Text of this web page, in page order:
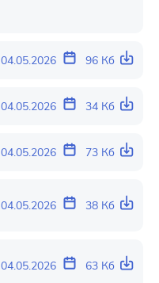
04.05.2026 96 Кб
04.05.2026 34 Кб
04.05.2026 73 Кб
04.05.2026 38 Кб
04.05.2026 63 Кб